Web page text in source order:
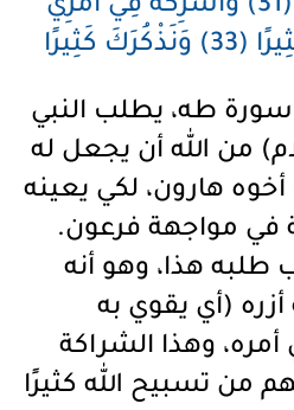
(30) اشْدُدْ بِهِ أَزْرِي (31) وَأَشْرِكْهُ فِي أَمْرِي
طه، يطلب النبي
من الله أن يجعل له
أخوه هارون، لكي يعينه
في مواجهة فرعون.
هذا، وهو أنه
أزره (أي يقوي به
وهذا الشراكة
من تسبيح الله كثيرًا